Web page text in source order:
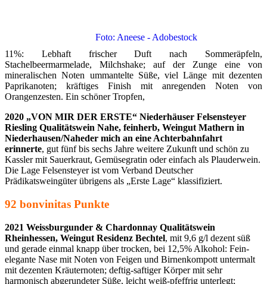
Foto: Aneese - Adobestock
11%: Lebhaft frischer Duft nach Sommeräpfeln,
Stachelbeermarmelade, Milchshake; auf der Zunge eine von
mineralischen Noten ummantelte Süße, viel Länge mit dezenten
Paprikanoten; kräftiges Finish mit anregenden Noten von
Orangenzesten. Ein schöner Tropfen,
2020 „VON MIR DER ERSTE“ Niederhäuser Felsensteyer
Riesling Qualitätswein Nahe, feinherb, Weingut Mathern in
Niederhausen/Naheder mich an eine Achterbahnfahrt
erinnerte, gut fünf bis sechs Jahre weitere Zukunft und schön zu
Kassler mit Sauerkraut, Gemüsegratin oder einfach als Plauderwein.
Die Lage Felsensteyer ist vom Verband Deutscher
Prädikatsweingüter übrigens als „Erste Lage“ klassifiziert.
92 bonvinitas Punkte
2021 Weissburgunder & Chardonnay Qualitätswein
Rheinhessen, Weingut Residenz Bechtel, mit 9,6 g/l dezent süß
und gerade einmal knapp über trocken, bei 12,5% Alkohol: Fein-
elegante Nase mit Noten von Feigen und Birnenkompott untermalt
mit dezenten Kräuternoten; deftig-saftiger Körper mit sehr
harmonisch abgerundeter Süße, leicht weiß-pfeffrig unterlegt;